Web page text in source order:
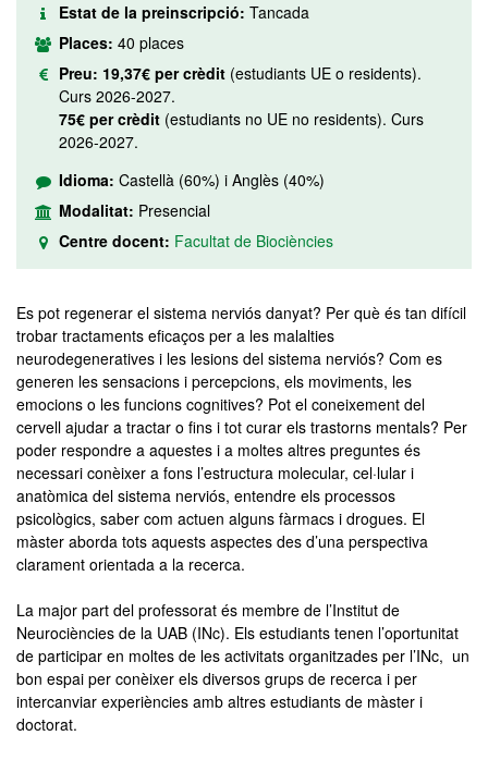
Estat de la preinscripció: Tancada
Places: 40 places
Preu: 19,37€ per crèdit (estudiants UE o residents).
Curs 2026-2027.
75€ per crèdit (estudiants no UE no residents). Curs
2026-2027.
Idioma: Castellà (60%) i Anglès (40%)
Modalitat: Presencial
Centre docent: Facultat de Biociències
Es pot regenerar el sistema nerviós danyat? Per què és tan difícil
trobar tractaments eficaços per a les malalties
neurodegeneratives i les lesions del sistema nerviós? Com es
generen les sensacions i percepcions, els moviments, les
emocions o les funcions cognitives? Pot el coneixement del
cervell ajudar a tractar o fins i tot curar els trastorns mentals? Per
poder respondre a aquestes i a moltes altres preguntes és
necessari conèixer a fons l’estructura molecular, cel·lular i
anatòmica del sistema nerviós, entendre els processos
psicològics, saber com actuen alguns fàrmacs i drogues. El
màster aborda tots aquests aspectes des d’una perspectiva
clarament orientada a la recerca.
La major part del professorat és membre de l’Institut de
Neurociències de la UAB (INc). Els estudiants tenen l’oportunitat
de participar en moltes de les activitats organitzades per l’INc, un
bon espai per conèixer els diversos grups de recerca i per
intercanviar experiències amb altres estudiants de màster i
doctorat.